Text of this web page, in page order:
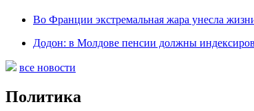
Во Франции экстремальная жара унесла
Додон: в Молдове пенсии должны
все новости
Политика